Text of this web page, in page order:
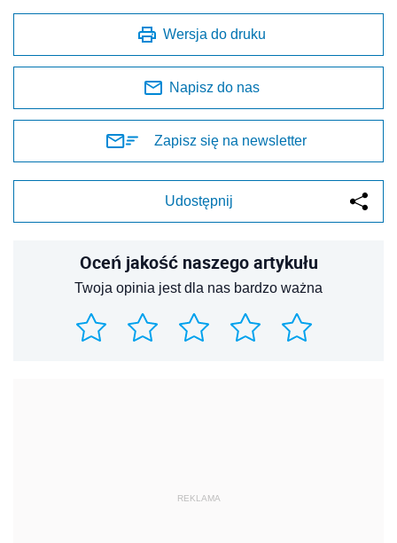
Wersja do druku
Napisz do nas
Zapisz się na newsletter
Udostępnij
Oceń jakość naszego artykułu
Twoja opinia jest dla nas bardzo ważna
REKLAMA